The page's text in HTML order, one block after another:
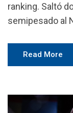
ranking. Saltó
semipesado al
Read More